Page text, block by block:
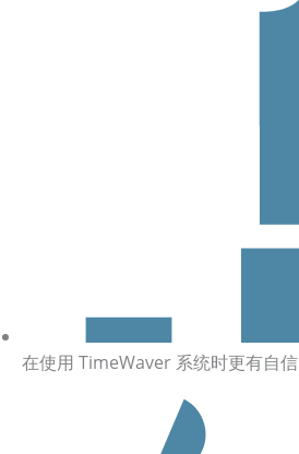
在使用 TimeWaver 系统时更有自信